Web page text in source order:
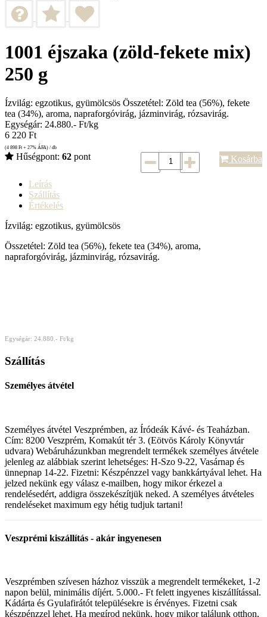
1001 éjszaka (zöld-fekete mix)
250 g
Ízvilág: egzotikus, gyümölcsös Összetétel: Zöld tea (56%), fekete
tea (34%), aroma, napraforgóvirág, jázminvirág, rózsavirág.
Egységár: 24.880.- Ft/kg
6 220 Ft
(4 898 Ft + 27% ÁFA) / db
Hűségpont: 62 pont Kosárba
Leírás
Szállítás
Értékelés
Ízvilág: egzotikus, gyümölcsös
Összetétel: Zöld tea (56%), fekete tea (34%), aroma,
napraforgóvirág, jázminvirág, rózsavirág.
Egységár: 24.880.- Ft/kg
Szállítás
Személyes átvétel
Személyes átvétel Veszprémben, az Íródeák Kávé- és Teaházban.
Cím: 8200 Veszprém, Komakút tér 3. (Eötvös Károly Könyvtár
udvara) Webáruházunkban megrendelt termékek személyes átvétele
jelenleg az alábbiak szerint lehetséges: H-Szo 9-22, Vasárnap és
ünnepnap 14-22. Fizetni: Készpénzzel vagy bankkártyával lehet. Ha
jelzed nekünk egy válasz e-mailben, hogy mikor érkezel a
rendelésedért, addigra összekészítjük neked. A személyes átvételes
rendeléseket maximum egy hétig tudjuk tartani!
Veszprémi kiszállítás - akár ingyenesen
Veszprémben szívesen házhoz visszük a megrendelt termékeket, 1-2
napon belül, minimális díjért. 5.000.- Ft felett ingyenes kiszállítással.
Kádárta és Gyulafirátót településekre is érvényes. Fizetni csak
készpénzzel lehet. Ha megírod nekünk, hogy mikor találunk otthon,